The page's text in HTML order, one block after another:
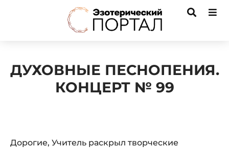
ДУХОВНЫЕ ПЕСНОПЕНИЯ.
КОНЦЕРТ № 99
Дорогие, Учитель раскрыл творческие